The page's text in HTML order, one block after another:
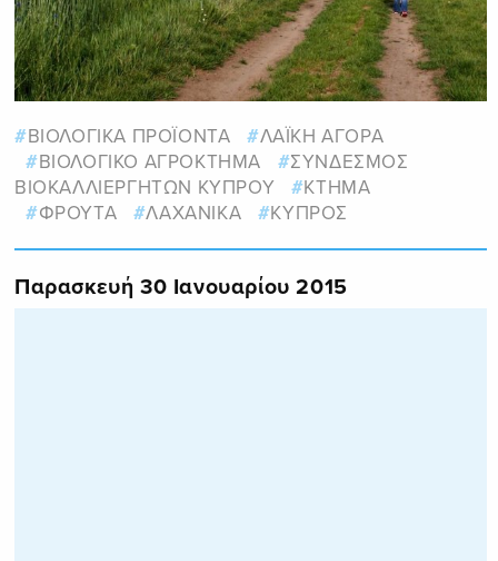
ΒΙΟΛΟΓΙΚΑ ΠΡΟΪΟΝΤΑ
ΛΑΪΚΗ ΑΓΟΡΑ
ΒΙΟΛΟΓΙΚΟ ΑΓΡΟΚΤΗΜΑ
ΣΥΝΔΕΣΜΟΣ
ΒΙΟΚΑΛΛΙΕΡΓΗΤΩΝ ΚΥΠΡΟΥ
ΚΤΗΜΑ
ΦΡΟΥΤΑ
ΛΑΧΑΝΙΚΑ ΚΥΠΡΟΣ
Παρασκευή 30 Ιανουαρίου 2015